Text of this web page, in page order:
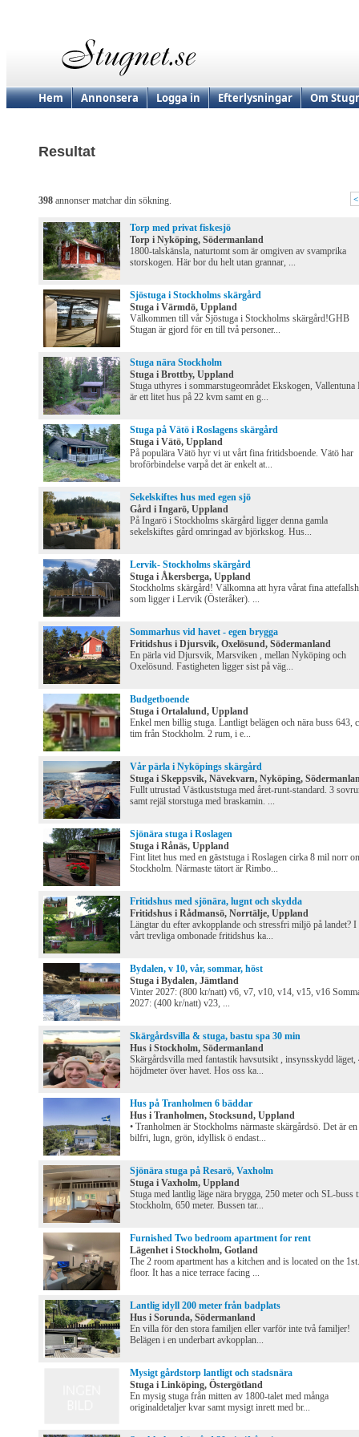
Hem Annonsera Logga in Efterlysningar Om
Resultat
398 annonser matchar din sökning.
Torp med privat fiskesjö
Torp i Nyköping, Södermanland
1800-talskänsla, naturtomt som är omgiven av svamprika
storskogen. Här bor du helt utan grannar, ...
Sjöstuga i Stockholms skärgård
Stuga i Värmdö, Uppland
Välkommen till vår Sjöstuga i Stockholms skärgård!GHB
Stugan är gjord för en till två personer...
Stuga nära Stockholm
Stuga i Brottby, Uppland
Stuga uthyres i sommarstugeområdet Ekskogen, Vallentuna
är ett litet hus på 22 kvm samt en g...
Stuga på Vätö i Roslagens skärgård
Stuga i Vätö, Uppland
På populära Vätö hyr vi ut vårt fina fritidsboende. Vätö har
broförbindelse varpå det är enkelt at...
Sekelskiftes hus med egen sjö
Gård i Ingarö, Uppland
På Ingarö i Stockholms skärgård ligger denna gamla
sekelskiftes gård omringad av björkskog. Hus...
Lervik- Stockholms skärgård
Stuga i Åkersberga, Uppland
Stockholms skärgård! Välkomna att hyra vårat fina
som ligger i Lervik (Österåker). ...
Sommarhus vid havet - egen brygga
Fritidshus i Djursvik, Oxelösund, Södermanland
En pärla vid Djursvik, Marsviken , mellan Nyköping och
Oxelösund. Fastigheten ligger sist på väg...
Budgetboende
Stuga i Ortalalund, Uppland
Enkel men billig stuga. Lantligt belägen och nära buss 643,
tim från Stockholm. 2 rum, i e...
Vår pärla i Nyköpings skärgård
Stuga i Skeppsvik, Nävekvarn, Nyköping,
Fullt utrustad Västkuststuga med året-runt-standard. 3
samt rejäl storstuga med braskamin. ...
Sjönära stuga i Roslagen
Stuga i Rånäs, Uppland
Fint litet hus med en gäststuga i Roslagen cirka 8 mil norr
Stockholm. Närmaste tätort är Rimbo...
Fritidshus med sjönära, lugnt och skydda
Fritidshus i Rådmansö, Norrtälje, Uppland
Längtar du efter avkopplande och stressfri miljö på landet? I
vårt trevliga ombonade fritidshus ka...
Bydalen, v 10, vår, sommar, höst
Stuga i Bydalen, Jämtland
Vinter 2027: (800 kr/natt) v6, v7, v10, v14, v15, v16
2027: (400 kr/natt) v23, ...
Skärgårdsvilla & stuga, bastu spa 30 min
Hus i Stockholm, Södermanland
Skärgårdsvilla med fantastik havsutsikt , insynsskydd läget,
höjdmeter över havet. Hos oss ka...
Hus på Tranholmen 6 bäddar
Hus i Tranholmen, Stocksund, Uppland
• Tranholmen är Stockholms närmaste skärgårdsö. Det är en
bilfri, lugn, grön, idyllisk ö endast...
Sjönära stuga på Resarö, Vaxholm
Stuga i Vaxholm, Uppland
Stuga med lantlig läge nära brygga, 250 meter och SL-buss
Stockholm, 650 meter. Bussen tar...
Furnished Two bedroom apartment for rent
Lägenhet i Stockholm, Gotland
The 2 room apartment has a kitchen and is located on the 1st.
floor. It has a nice terrace facing ...
Lantlig idyll 200 meter från badplats
Hus i Sorunda, Södermanland
En villa för den stora familjen eller varför inte två familjer!
Belägen i en underbart avkopplan...
Mysigt gårdstorp lantligt och stadsnära
Stuga i Linköping, Östergötland
En mysig stuga från mitten av 1800-talet med många
originaldetaljer kvar samt mysigt inrett med br...